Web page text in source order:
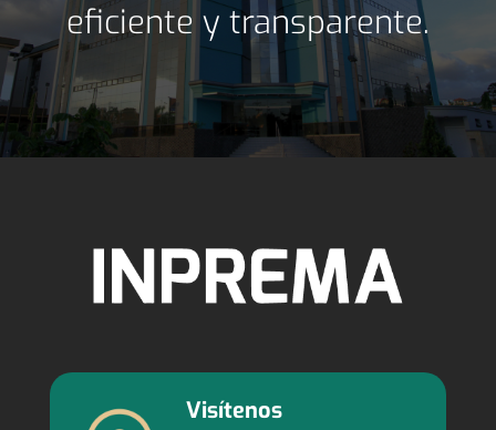
eficiente y transparente.
Visítenos